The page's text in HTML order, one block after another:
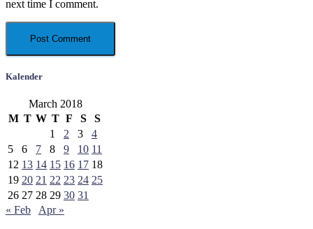
next time I comment.
Kalender
March 2018
M T W T F S
S
1
2 3
4
5
6 7 8 9 10 11
12 13 14 15 16 17 18
19 20 21 22 23 24 25
26 27 28 29 30 31
« Feb
Apr »